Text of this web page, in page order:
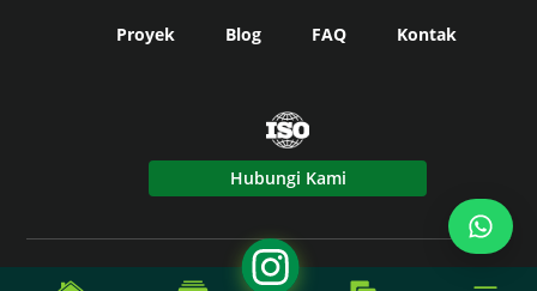
Proyek Blog FAQ Kontak
Hubungi Kami
© Copyright Futago Karya2024. All Rights Reserved -